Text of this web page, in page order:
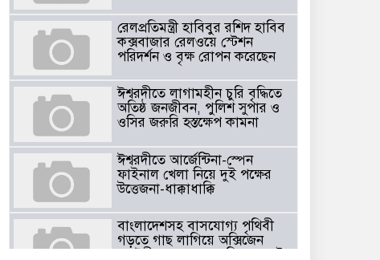
রেলপ্রতিমন্ত্রী হাবিবুর রশিদ হাবিব
কক্সবাজার রেলওয়ে স্টেশন
পরিদর্শন ও বৃক্ষ রোপন করেছেন
ঈশ্বরদীতে লাগামহীন চুরি বৃদ্ধিতে
অতিষ্ঠ জনজীবন, পুলিশ সুপার ও
ওসির জরুরি হস্তক্ষেপ কামনা ​
ঈশ্বরদীতে আর্জেন্টিনা-স্পেন
ফাইনাল খেলা নিয়ে দুই পক্ষের
উত্তেজনা-ধাক্কাধাক্কি
বাংলাদেশসহ বাসযোগ্য পৃথিবী
গড়তে গাছ লাগিয়ে অক্সিজেন